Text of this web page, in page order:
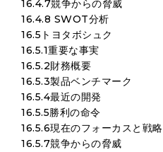
16.4.7競争からの脅威
16.4.8 SWOT分析
16.5トヨタボシュク
16.5.1重要な事実
16.5.2財務概要
16.5.3製品ベンチマーク
16.5.4最近の開発
16.5.5勝利の命令
16.5.6現在のフォーカスと戦略
16.5.7競争からの脅威